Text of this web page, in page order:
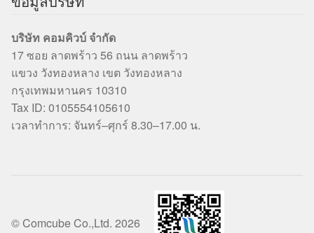
บริษัท คอมคิวบ์ จำกัด
17 ซอย ลาดพร้าว 56 ถนน ลาดพร้าว
แขวง วังทองหลาง เขต วังทองหลาง
กรุงเทพมหานคร 10310
Tax ID: 0105554105610
เวลาทำการ: จันทร์–ศุกร์ 8.30–17.00 น.
© Comcube Co.,Ltd. 2026